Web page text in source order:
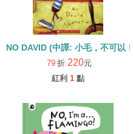
NO DAVID (中譯: 小毛，不可以！)
79 折 220元
紅利 1 點